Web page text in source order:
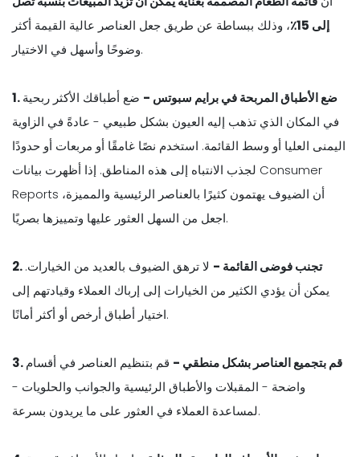
إلى 15٪
، وذلك ببساطة عن طريق جعل العناصر عالية القيمة أكثر
وضوحًا وأسهل في الاختيار.
1. ضع الأطباق المربحة في برايم سبوتس - ضع أطباقك الأكثر ربحية
في المكان الذي تذهب إليه العيون بشكل طبيعي - عادةً في الزاوية
اليمنى العليا أو وسط القائمة. استخدم نصًا غامقًا أو مربعات أو حدودًا
لجذب الانتباه إلى هذه المناطق. إذا أظهرت بيانات Consumer
Reports أن الضيوف يهتمون كثيرًا بالعناصر الرئيسية والمميزة،
اجعل من السهل العثور عليها وتمييزها بصريًا.
2. تجنب فوضى القائمة - لا ترهق الضيوف بالعديد من الخيارات.
يمكن أن يؤدي الكثير من الخيارات إلى إرباك العملاء وقيادتهم إلى
اختيار أطباق أرخص أو أكثر أمانًا.
3. قم بتجميع العناصر بشكل منطقي - قم بتنظيم العناصر في أقسام
واضحة - المقبلات والأطباق الرئيسية والجوانب والحلويات -
لمساعدة العملاء في العثور على ما يريدون بسرعة.